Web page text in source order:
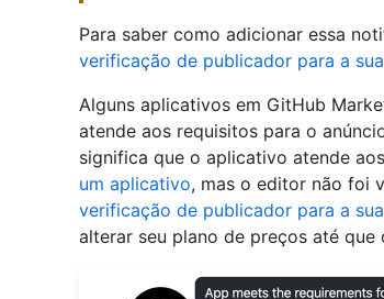
Para saber como adicionar essa
verificação de publicador para a
Alguns aplicativos em GitHub
atende aos requisitos para o
significa que o aplicativo atende
um aplicativo, mas o editor não foi
verificação de publicador para a
alterar seu plano de preços até